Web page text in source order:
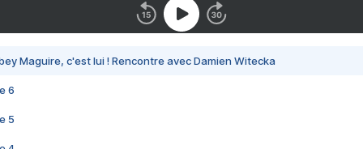
Maguire, c'est lui ! Rencontre avec Damien Witecka
6
5